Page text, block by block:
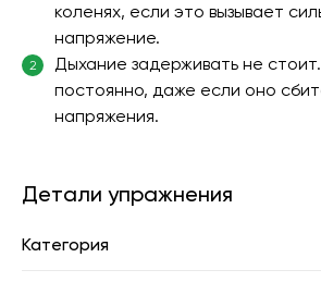
коленях, если это вызывает
напряжение.
2
Дыхание задерживать не
постоянно, даже если оно
напряжения.
Детали упражнения
Категория